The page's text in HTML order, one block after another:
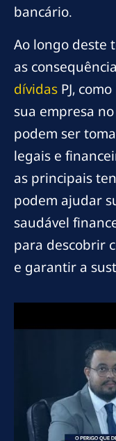
bancário.
Ao longo deste
as
dívidas PJ,
sua empresa
podem ser
legais e
as principais
podem ajudar
saudável
para descobrir
e garantir a